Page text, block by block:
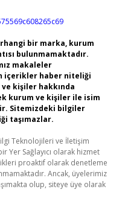
bir marka, kurum
bulunmamaktadır.
makaleler
içerikler haber niteliği
kişiler hakkında
kurum ve kişiler ile isim
Sitemizdeki bilgiler
taşımazlar.
Teknolojileri ve İletişim
Yer Sağlayıcı olarak hizmet
proaktif olarak denetleme
Ancak, üyelerimiz
olup, siteye üye olarak